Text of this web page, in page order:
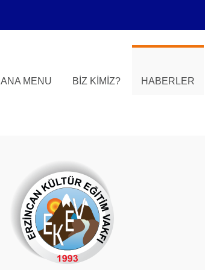
ANA MENU BIZ KIMIZ? HABERLER